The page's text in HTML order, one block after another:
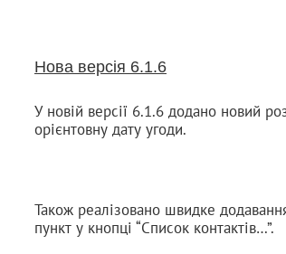
Нова версія 6.1.6
У новій версії 6.1.6 додано новий
орієнтовну дату угоди.
Також реалізовано швидке
пункт у кнопці “Список контактів…”.